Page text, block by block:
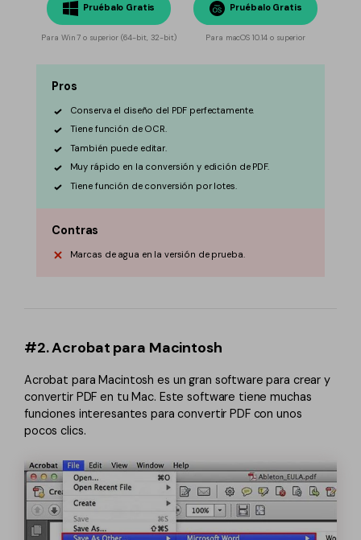
Pruébalo Gratis
Para Win 7 o superior (64-bit, 32-bit)
Pruébalo Gratis
Para macOS 10.14 o superior
Pros
Conserva el diseño del PDF perfectamente.
Tiene función de OCR.
También puede editar.
Muy rápido en la conversión y edición de PDF.
Tiene función de conversión por lotes.
Contras
Marcas de agua en la versión de prueba.
#2. Acrobat para Macintosh
Acrobat para Macintosh es un gran software para crear y
convertir PDF en tu Mac. Este software tiene muchas
funciones interesantes para convertir PDF con unos
pocos clics.